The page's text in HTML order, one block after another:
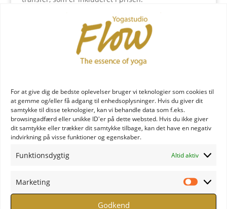
For at give dig de bedste oplevelser bruger vi teknologier som cookies til
at gemme og/eller få adgang til enhedsoplysninger. Hvis du giver dit
samtykke til disse teknologier, kan vi behandle data som f.eks.
browsingadfærd eller unikke ID'er på dette websted. Hvis du ikke giver
dit samtykke eller trækker dit samtykke tilbage, kan det have en negativ
indvirkning på visse funktioner og egenskaber.
Funktionsdygtig Altid aktiv
Marketing
Godkend
7 nætter – 8 dage på Monopatia Mountain resort 4
Middag på lokal restaurant (gåafstand eller med
transfer, som er inkluderet)
Transfer fra Ioannina lufthavn (betinget af fælles
ankomsttid)
og afrejse dage efter aftale)